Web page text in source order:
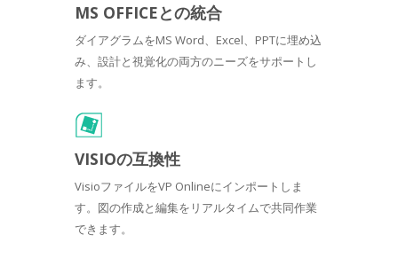
MS OFFICEとの統合
ダイアグラムをMS Word、Excel、PPTに埋め込
み、設計と視覚化の両方のニーズをサポートし
ます。
VISIOの互換性
VisioファイルをVP Onlineにインポートしま
す。図の作成と編集をリアルタイムで共同作業
できます。